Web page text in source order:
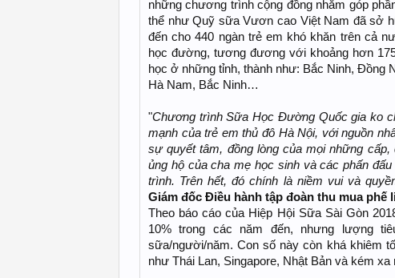
những chương trình cộng đồng nhằm góp
thể như Quỹ sữa Vươn cao Việt Nam đã sở
đến cho 440 ngàn trẻ em khó khăn trên cả
học đường, tương đương với khoảng hơn
học ở những tỉnh, thành như: Bắc Ninh, Đồng
Hà Nam, Bắc Ninh…
"Chương trình Sữa Học Đường Quốc gia ko
mạnh của trẻ em thủ đô Hà Nội, với nguồn
sự quyết tâm, đồng lòng của mọi những
ủng hộ của cha mẹ học sinh và các phấn
trình. Trên hết, đó chính là niềm vui và
Giám đốc Điều hành tập đoàn thu mua
Theo báo cáo của Hiệp Hội Sữa Sài Gòn
10% trong các năm đến, nhưng lượng
sữa/người/năm. Con số này còn khá khiêm
như Thái Lan, Singapore, Nhật Bản và kém